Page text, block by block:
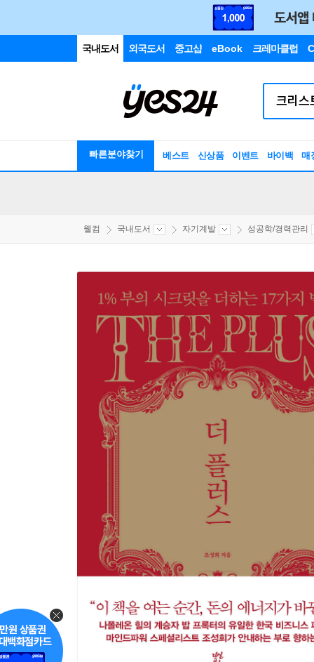
국내도서 외국도서 중고샵 eBook 크레마클럽
빠른분야찾기 베스트 신상품 이벤트 바이백 매
웰컴 국내도서 자기계발 성공학/경력관리